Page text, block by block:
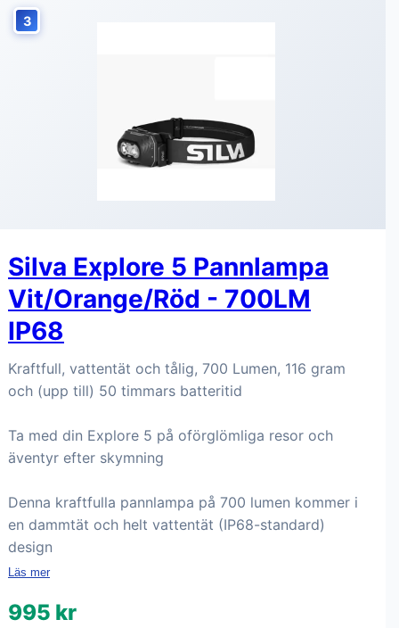
3
Silva Explore 5 Pannlampa
Vit/Orange/Röd - 700LM
IP68
Kraftfull, vattentät och tålig, 700 Lumen, 116 gram
och (upp till) 50 timmars batteritid
Ta med din Explore 5 på oförglömliga resor och
äventyr efter skymning
Denna kraftfulla pannlampa på 700 lumen kommer i
en dammtät och helt vattentät (IP68-standard)
design
Läs mer
995 kr